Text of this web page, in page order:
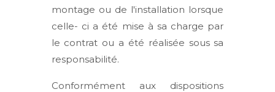
montage ou de l'installation lorsque
celle- ci a été mise à sa charge par
le contrat ou a été réalisée sous sa
responsabilité.
Conformément aux dispositions